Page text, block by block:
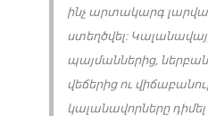
ինչ արտակարգ
ստեղծվել:
պայմաններից,
վեճերից ու
կալանավորները